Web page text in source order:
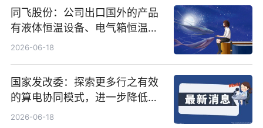
同飞股份：公司出口国外的产品
有液体恒温设备、电气箱恒温装
置、纯水冷却单元和特种换热器
2026-06-18
国家发改委：探索更多行之有效
的算电协同模式，进一步降低网
络传输时延_最资讯
2026-06-18